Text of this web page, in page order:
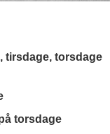
tirsdage, torsdage
torsdage